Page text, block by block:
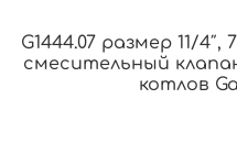
G1444.07 размер 11/
смесительный
котлов